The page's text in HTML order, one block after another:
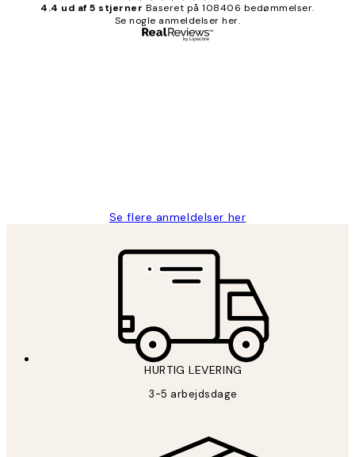
4.4 ud af 5 stjerner Baseret på 108406 bedømmelser.
Se nogle anmeldelser her.
Se flere anmeldelser her
HURTIG LEVERING
3-5 arbejdsdage